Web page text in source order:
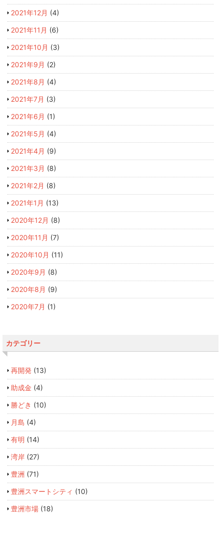
2021年12月 (4)
2021年11月 (6)
2021年10月 (3)
2021年9月 (2)
2021年8月 (4)
2021年7月 (3)
2021年6月 (1)
2021年5月 (4)
2021年4月 (9)
2021年3月 (8)
2021年2月 (8)
2021年1月 (13)
2020年12月 (8)
2020年11月 (7)
2020年10月 (11)
2020年9月 (8)
2020年8月 (9)
2020年7月 (1)
カテゴリー
再開発 (13)
助成金 (4)
勝どき (10)
月島 (4)
有明 (14)
湾岸 (27)
豊洲 (71)
豊洲スマートシティ (10)
豊洲市場 (18)